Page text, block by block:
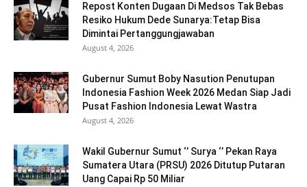
Repost Konten Dugaan Di Medsos Tak Bebas
Resiko Hukum Dede Sunarya:Tetap Bisa
Dimintai Pertanggungjawaban
August 4, 2026
Gubernur Sumut Boby Nasution Penutupan
Indonesia Fashion Week 2026 Medan Siap Jadi
Pusat Fashion Indonesia Lewat Wastra
August 4, 2026
Wakil Gubernur Sumut ‘’ Surya ‘’ Pekan Raya
Sumatera Utara (PRSU) 2026 Ditutup Putaran
Uang Capai Rp 50 Miliar